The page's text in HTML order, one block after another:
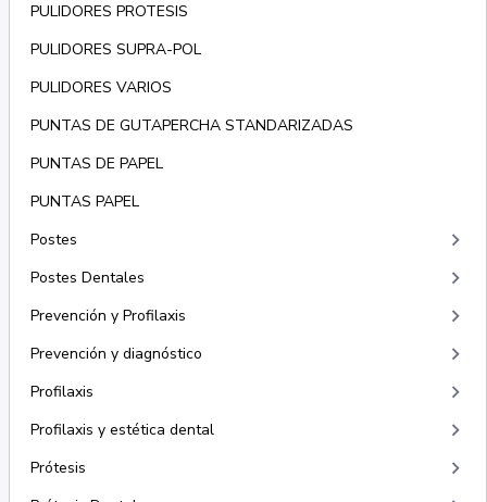
PULIDORES PROTESIS
PULIDORES SUPRA-POL
PULIDORES VARIOS
PUNTAS DE GUTAPERCHA STANDARIZADAS
PUNTAS DE PAPEL
PUNTAS PAPEL
Postes
keyboard_arrow_right
Postes Dentales keyboard_arrow_right
Prevención y Profilaxis keyboard_arrow_right
Prevención y diagnóstico keyboard_arrow_right
Profilaxis keyboard_arrow_right
Profilaxis y estética dental keyboard_arrow_right
Prótesis keyboard_arrow_right